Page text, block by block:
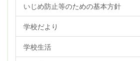
いじめ防止等のための基本方針
学校だより
学校生活